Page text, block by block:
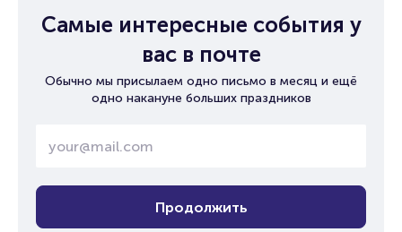
Самые интересные события у
вас в почте
Обычно мы присылаем одно письмо в месяц и ещё
одно накануне больших праздников
Продолжить